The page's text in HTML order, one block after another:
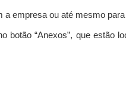
a empresa ou até mesmo para
botão “Anexos”, que estão